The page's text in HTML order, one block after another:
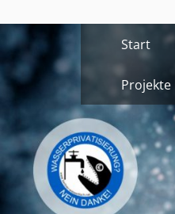
to
content
Start
Projekte